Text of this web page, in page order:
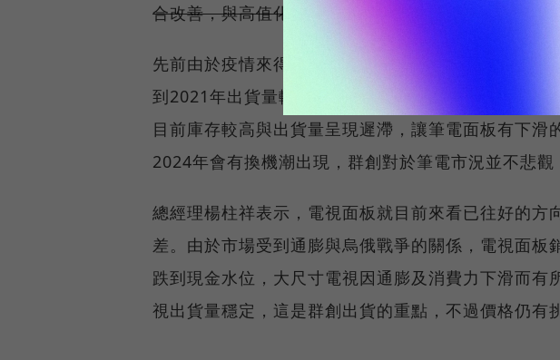
合改善，與高值化產品出貨的帶動，季減幅度從原本的
先前由於疫情來得又快又急，各國封城帶動許多人居
到2021年出貨量較過去平均1.5億台一下子拉高許多
目前庫存較高與出貨量呈現遲滯，讓筆電面板有下滑
2024年會有換機潮出現，群創對於筆電市況並不悲觀
總經理楊柱祥表示，電視面板就目前來看已往好的方
差。由於市場受到通膨與烏俄戰爭的關係，電視面板
跌到現金水位，大尺寸電視因通膨及消費力下滑而有
視出貨量穩定，這是群創出貨的重點，不過價格仍有